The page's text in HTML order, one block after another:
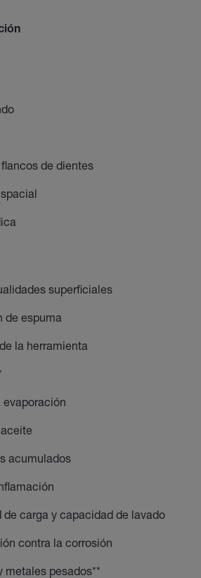
de dientes
superficiales
de espuma
la herramienta
evaporación
acumulados
carga y capacidad de lavado
contra la corrosión
metales pesados**